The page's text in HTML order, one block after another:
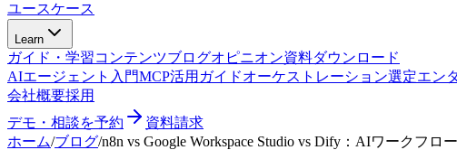
ユースケース
Learn
ガイド・学習コンテンツブログオピニオン資料ダウンロード
AIエージェント入門MCP活用ガイドオーケストレーション選定エン
会社概要採用
デモ・相談を予約
資料請求
ホーム/ブログ/n8n vs Google Workspace Studio vs Dify：AIワークフロ